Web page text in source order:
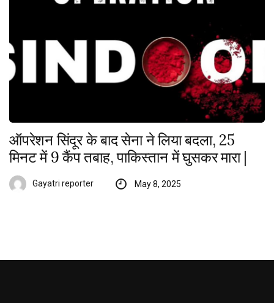
ऑपरेशन सिंदूर के बाद सेना ने लिया बदला, 25
मिनट में 9 कैंप तबाह, पाकिस्तान में घुसकर मारा |
Gayatri reporter May 8, 2025